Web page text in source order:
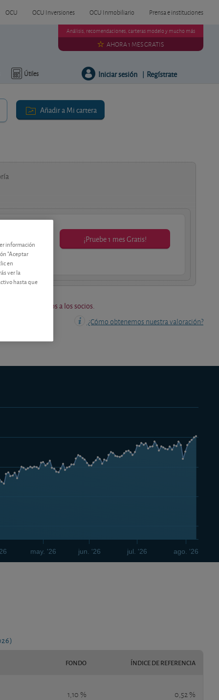
OCU OCU Inversiones OCU Inmobiliario Prensa e instituciones
Útiles
Análisis, recomendaciones, carteras modelo y mucho más
AHORA 1 MES GRATIS
Iniciar sesión | Regístrate
Añadir a Mi cartera
socios.
¡Pruebe 1 mes Gratis!
están reservados a los socios.
¿Cómo obtenemos nuestra valoración?
may. '26 jun. '26 jul. '26 ago. '26
FONDO ÍNDICE DE REFERENCIA
1,10 % 0,52 %
información
"Aceptar
en
ver la
hasta que